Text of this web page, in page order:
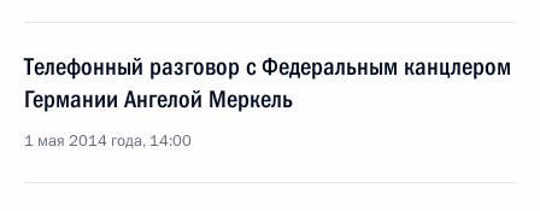
Телефонный разговор с Федеральным канцлером
Германии Ангелой Меркель
1 мая 2014 года, 14:00